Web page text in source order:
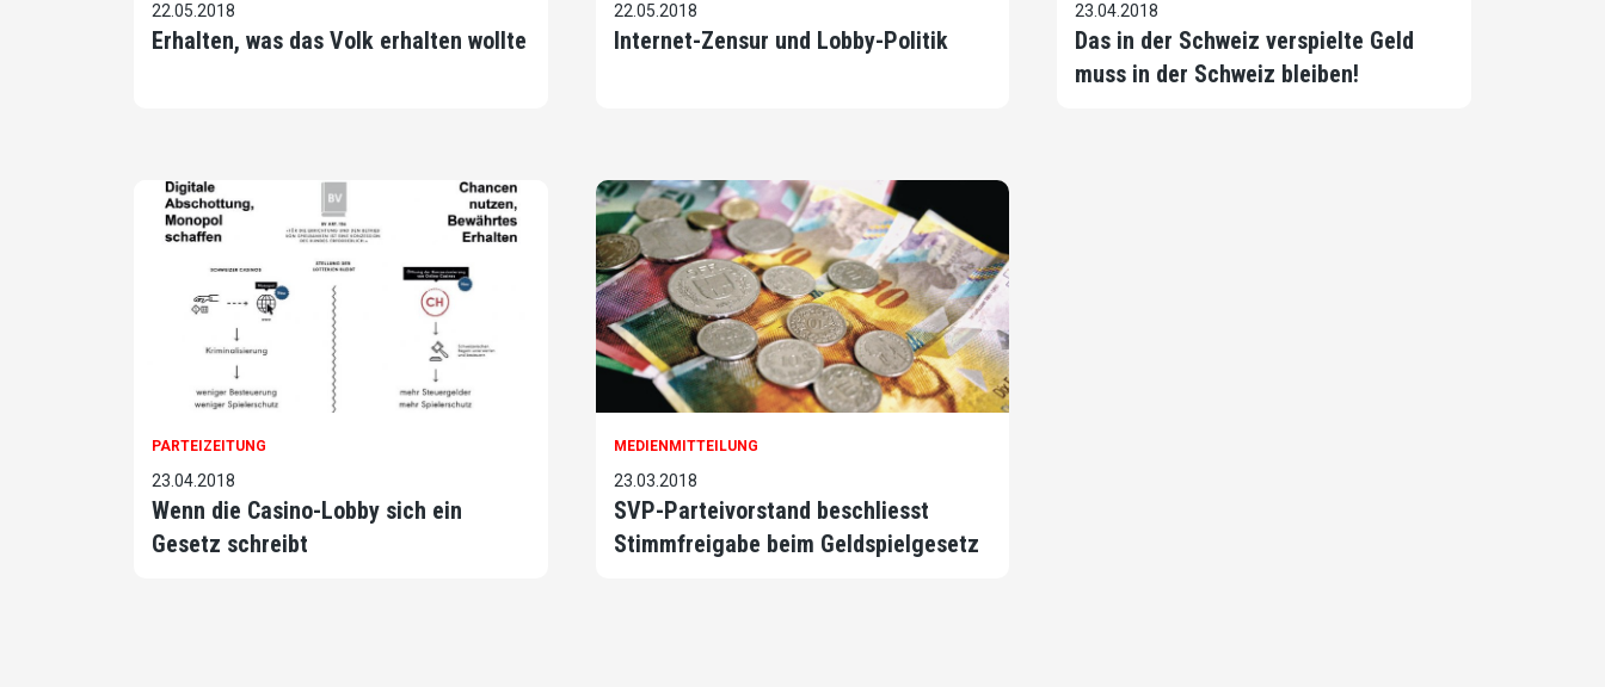
22.05.2018
Erhalten, was das Volk erhalten wollte
22.05.2018
Internet-Zensur und Lobby-Politik
23.04.2018
Das in der Schweiz verspielte Geld
muss in der Schweiz bleiben!
PARTEIZEITUNG
23.04.2018
Wenn die Casino-Lobby sich ein
Gesetz schreibt
MEDIENMITTEILUNG
23.03.2018
SVP-Parteivorstand beschliesst
Stimmfreigabe beim Geldspielgesetz